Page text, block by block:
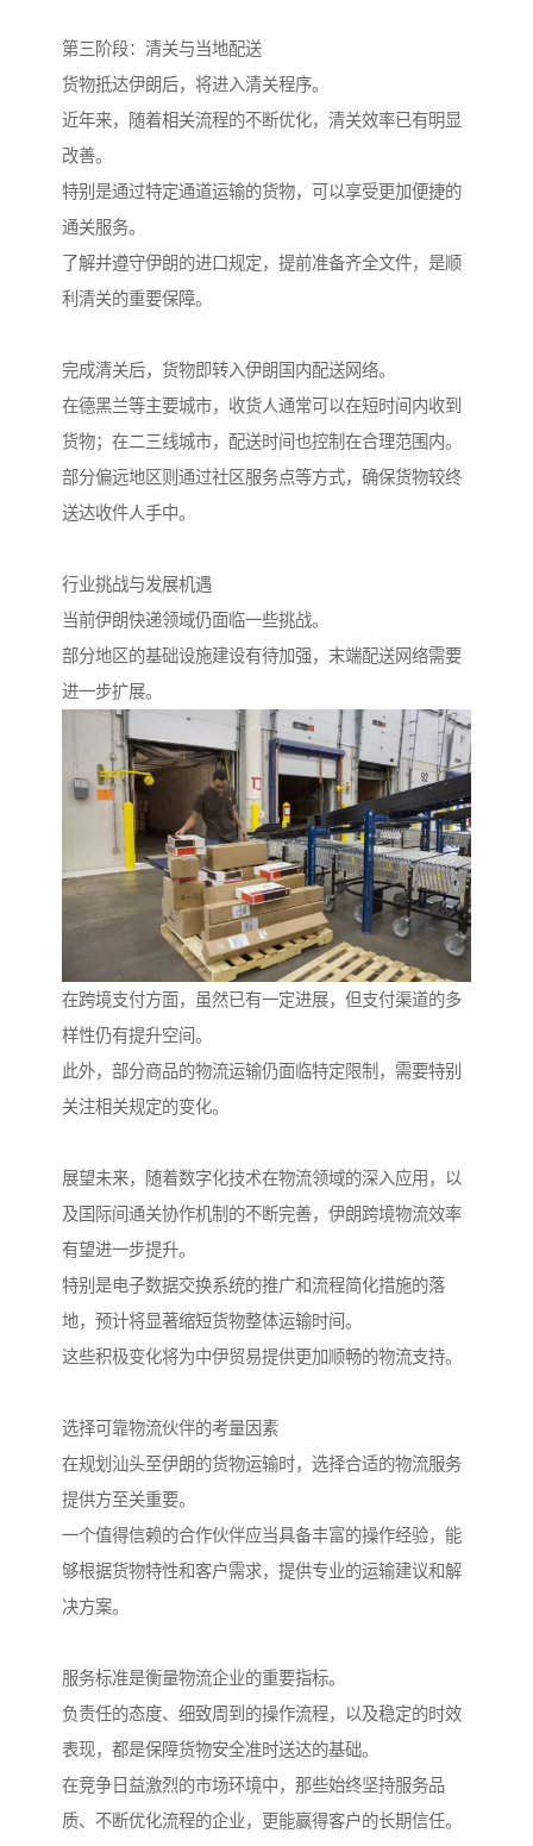
第三阶段：清关与当地配送
货物抵达伊朗后，将进入清关程序。
近年来，随着相关流程的不断优化，清关效率已有明显
改善。
特别是通过特定通道运输的货物，可以享受更加便捷的
通关服务。
了解并遵守伊朗的进口规定，提前准备齐全文件，是顺
利清关的重要保障。
完成清关后，货物即转入伊朗国内配送网络。
在德黑兰等主要城市，收货人通常可以在短时间内收到
货物；在二三线城市，配送时间也控制在合理范围内。
部分偏远地区则通过社区服务点等方式，确保货物较终
送达收件人手中。
行业挑战与发展机遇
当前伊朗快递领域仍面临一些挑战。
部分地区的基础设施建设有待加强，末端配送网络需要
进一步扩展。
在跨境支付方面，虽然已有一定进展，但支付渠道的多
样性仍有提升空间。
此外，部分商品的物流运输仍面临特定限制，需要特别
关注相关规定的变化。
展望未来，随着数字化技术在物流领域的深入应用，以
及国际间通关协作机制的不断完善，伊朗跨境物流效率
有望进一步提升。
特别是电子数据交换系统的推广和流程简化措施的落
地，预计将显著缩短货物整体运输时间。
这些积极变化将为中伊贸易提供更加顺畅的物流支持。
选择可靠物流伙伴的考量因素
在规划汕头至伊朗的货物运输时，选择合适的物流服务
提供方至关重要。
一个值得信赖的合作伙伴应当具备丰富的操作经验，能
够根据货物特性和客户需求，提供专业的运输建议和解
决方案。
服务标准是衡量物流企业的重要指标。
负责任的态度、细致周到的操作流程，以及稳定的时效
表现，都是保障货物安全准时送达的基础。
在竞争日益激烈的市场环境中，那些始终坚持服务品
质、不断优化流程的企业，更能赢得客户的长期信任。